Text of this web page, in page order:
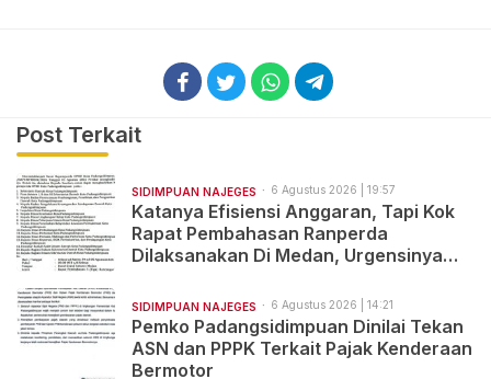
Post Terkait
SIDIMPUAN NAJEGES 6 Agustus 2026 | 19:57
Katanya Efisiensi Anggaran, Tapi Kok
Rapat Pembahasan Ranperda
Dilaksanakan Di Medan, Urgensinya
SIDIMPUAN NAJEGES 6 Agustus 2026 | 14:21
Pemko Padangsidimpuan Dinilai Tekan
ASN dan PPPK Terkait Pajak Kenderaan
Bermotor